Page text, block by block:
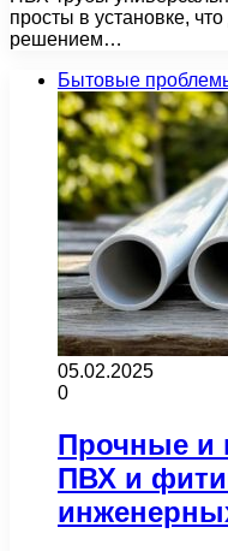
просты в установке,
решением…
Бытовые
05.02.2025
0
Прочные и
ПВХ и